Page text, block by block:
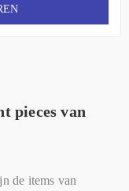
pieces van
de items van